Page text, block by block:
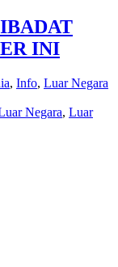
INI
, Info, Luar Negara
Negara, Luar